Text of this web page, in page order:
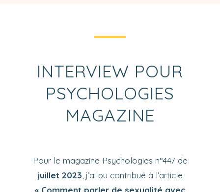
INTERVIEW POUR
PSYCHOLOGIES
MAGAZINE
Pour le magazine Psychologies n°447 de
juillet 2023, j’ai pu contribué à l’article